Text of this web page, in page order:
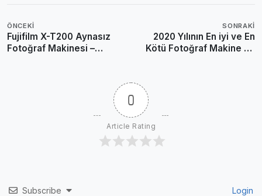
ÖNCEKI
Fujifilm X-T200 Aynasız
Fotoğraf Makinesi –
SONRAKI
2020 Yılının En iyi ve En
Kötü Fotoğraf Makine ve
0
Article Rating
Subscribe Login